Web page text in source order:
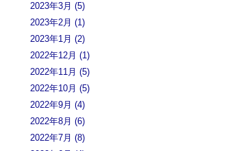
2023年3月 (5)
2023年2月 (1)
2023年1月 (2)
2022年12月 (1)
2022年11月 (5)
2022年10月 (5)
2022年9月 (4)
2022年8月 (6)
2022年7月 (8)